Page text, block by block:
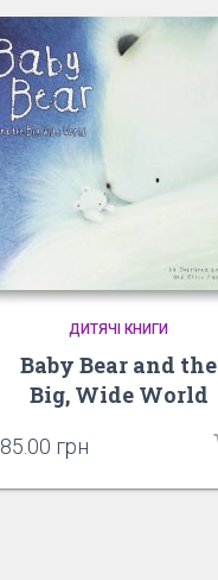
ДИТЯЧІ КНИГИ
Baby Bear and the
Big, Wide World
85.00 грн